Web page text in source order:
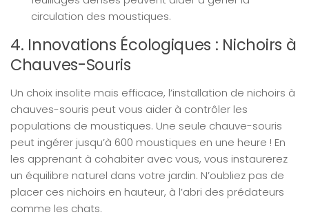
circulation des moustiques.
4. Innovations Écologiques : Nichoirs à
Chauves-Souris
Un choix insolite mais efficace, l’installation de nichoirs à
chauves-souris peut vous aider à contrôler les
populations de moustiques. Une seule chauve-souris
peut ingérer jusqu’à 600 moustiques en une heure ! En
les apprenant à cohabiter avec vous, vous instaurerez
un équilibre naturel dans votre jardin. N’oubliez pas de
placer ces nichoirs en hauteur, à l’abri des prédateurs
comme les chats.